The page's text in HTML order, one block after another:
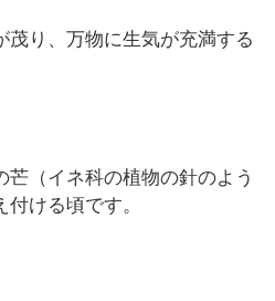
り、万物に生気が充満する
（イネ科の植物の針のよう
ける頃です。